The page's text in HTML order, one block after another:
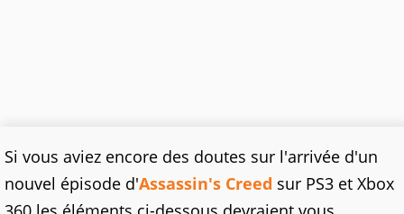
Si vous aviez encore des doutes sur l'arrivée d'un
nouvel épisode d'Assassin's Creed sur PS3 et Xbox